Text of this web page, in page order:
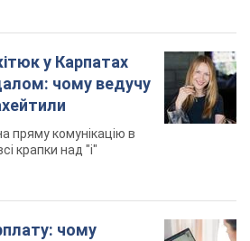
у Карпатах
чому ведучу
пряму комунікацію в
крапки над "і"
чому